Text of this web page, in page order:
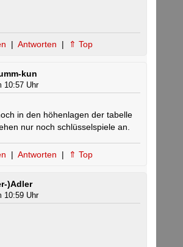
| Antworten | ⇑ Top
kun
10:57 Uhr
in den höhenlagen der tabelle
nur noch schlüsselspiele an.
| Antworten | ⇑ Top
)Adler
10:59 Uhr